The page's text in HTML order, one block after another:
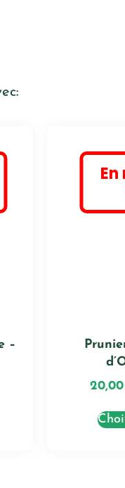
–
20,00